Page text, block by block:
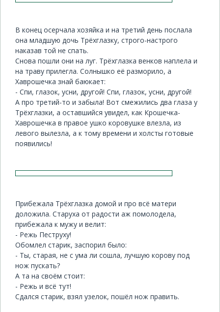
В конец осерчала хозяйка и на третий день послала
она младшую дочь Трёхглазку, строго-настрого
наказав той не спать.
Снова пошли они на луг. Трёхглазка венков наплела и
на траву прилегла. Солнышко её разморило, а
Хаврошечка знай баюкает:
- Спи, глазок, усни, другой! Спи, глазок, усни, другой!
А про третий-то и забыла! Вот смежились два глаза у
Трёхглазки, а оставшийся увидел, как Крошечка-
Хаврошечка в правое ушко коровушке влезла, из
левого вылезла, а к тому времени и холсты готовые
появились!
Прибежала Трёхглазка домой и про всё матери
доложила. Старуха от радости аж помолодела,
прибежала к мужу и велит:
- Режь Пеструху!
Обомлел старик, заспорил было:
- Ты, старая, не с ума ли сошла, лучшую корову под
нож пускать?
А та на своём стоит:
- Режь и всё тут!
Сдался старик, взял узелок, пошёл нож править.